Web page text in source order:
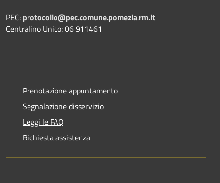
PEC: protocollo@pec.comune.pomezia.rm.it
Centralino Unico: 06 911461
Prenotazione appuntamento
Segnalazione disservizio
Leggi le FAQ
Richiesta assistenza